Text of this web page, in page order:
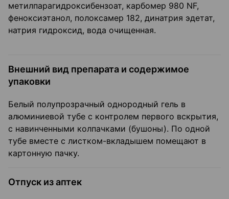
метилпарагидроксибензоат, карбомер 980 NF,
феноксиэтанол, полоксамер 182, динатрия эдетат,
натрия гидроксид, вода очищенная.
Внешний вид препарата и содержимое
упаковки
Белый полупрозрачный однородный гель в
алюминиевой тубе с контролем первого вскрытия,
с навинченными колпачками (бушоны). По одной
тубе вместе с листком-вкладышем помещают в
картонную пачку.
Отпуск из аптек